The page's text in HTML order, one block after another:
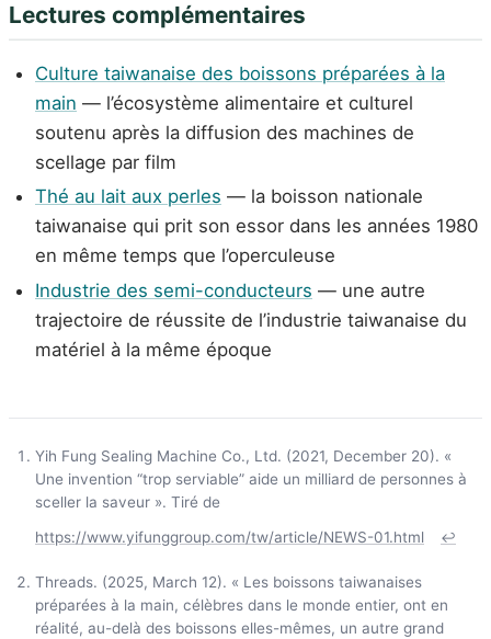
Lectures complémentaires
Culture taiwanaise des boissons préparées à la
main — l’écosystème alimentaire et culturel
soutenu après la diffusion des machines de
scellage par film
Thé au lait aux perles — la boisson nationale
taiwanaise qui prit son essor dans les années 1980
en même temps que l’operculeuse
Industrie des semi-conducteurs — une autre
trajectoire de réussite de l’industrie taiwanaise du
matériel à la même époque
Yih Fung Sealing Machine Co., Ltd. (2021, December 20). «
Une invention “trop serviable” aide un milliard de personnes à
sceller la saveur ». Tiré de
https://www.yifunggroup.com/tw/article/NEWS-01.html
↩
Threads. (2025, March 12). « Les boissons taiwanaises
préparées à la main, célèbres dans le monde entier, ont en
réalité, au-delà des boissons elles-mêmes, un autre grand